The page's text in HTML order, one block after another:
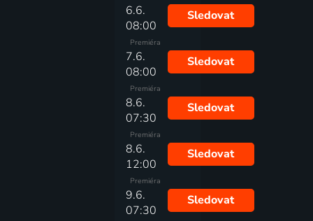
6.6.
08:00
Premiéra
Sledovat
7.6.
08:00
Premiéra
Sledovat
8.6.
07:30
Premiéra
Sledovat
8.6.
12:00
Premiéra
Sledovat
9.6.
07:30
Sledovat